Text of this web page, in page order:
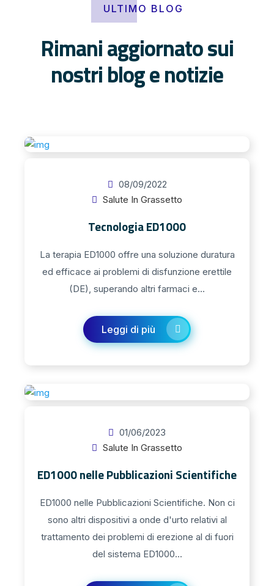
ULTIMO BLOG
Rimani aggiornato sui
nostri blog e notizie
08/09/2022
Salute In Grassetto
Tecnologia ED1000
La terapia ED1000 offre una soluzione duratura
ed efficace ai problemi di disfunzione erettile
(DE), superando altri farmaci e...
Leggi di più
01/06/2023
Salute In Grassetto
ED1000 nelle Pubblicazioni Scientifiche
ED1000 nelle Pubblicazioni Scientifiche. Non ci
sono altri dispositivi a onde d'urto relativi al
trattamento dei problemi di erezione al di fuori
del sistema ED1000...